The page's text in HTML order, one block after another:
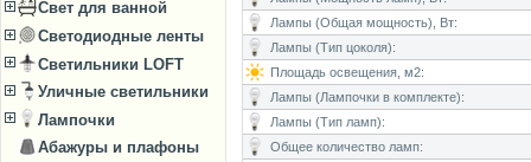
Свет для ванной
Светодиодные ленты
Светильники LOFT
Уличные светильники
Лампочки
Абажуры и плафоны
Лампы (Общая мощность), Вт:
Лампы (Тип цоколя):
Площадь освещения, м2:
Лампы (Лампочки в комплекте):
Лампы (Тип ламп):
Общее количество ламп: